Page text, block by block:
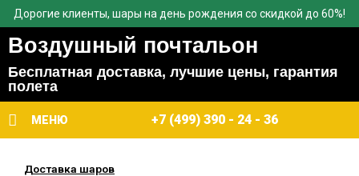
Дорогие клиенты, шары на день рождения со скидкой до 60%!
Воздушный почтальон
Бесплатная доставка, лучшие цены, гарантия
полета
МЕНЮ +7 (499) 390 - 24 - 36
Доставка шаров